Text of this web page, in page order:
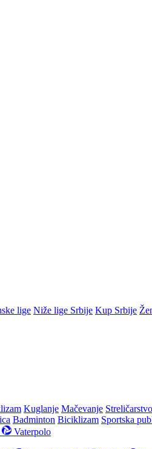
lige Niže lige Srbije Kup Srbije
Kuglanje Mačevanje Streličarstvo
Badminton Biciklizam Sportska
Vaterpolo